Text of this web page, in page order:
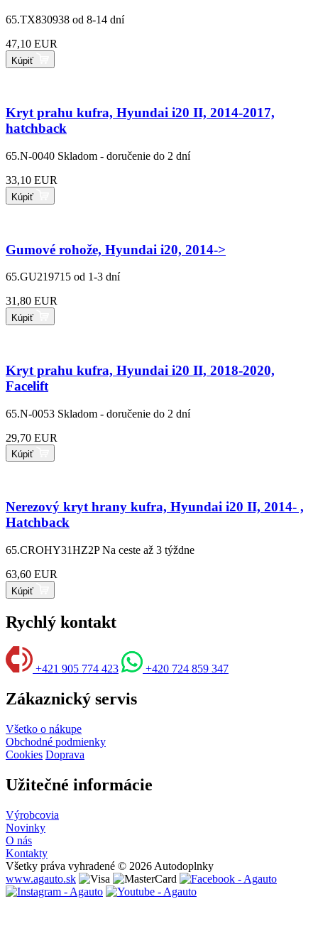
65.TX830938 od 8-14 dní
47,10 EUR
Kúpiť
Kryt prahu kufra, Hyundai i20 II, 2014-2017,
hatchback
65.N-0040 Skladom - doručenie do 2 dní
33,10 EUR
Kúpiť
Gumové rohože, Hyundai i20, 2014->
65.GU219715 od 1-3 dní
31,80 EUR
Kúpiť
Kryt prahu kufra, Hyundai i20 II, 2018-2020,
Facelift
65.N-0053 Skladom - doručenie do 2 dní
29,70 EUR
Kúpiť
Nerezový kryt hrany kufra, Hyundai i20 II, 2014- ,
Hatchback
65.CROHY31HZ2P Na ceste až 3 týždne
63,60 EUR
Kúpiť
Rychlý kontakt
+421 905 774 423 +420 724 859 347
Zákaznický servis
Všetko o nákupe
Obchodné podmienky
Cookies Doprava
Užitečné informácie
Výrobcovia
Novinky
O nás
Kontakty
Všetky práva vyhradené © 2026 Autodoplnky
www.agauto.sk